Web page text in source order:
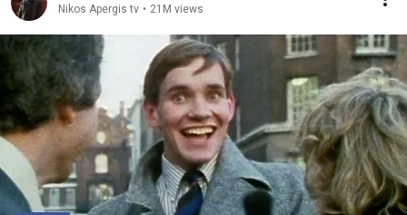
Nikos Apergis tv • 21M views